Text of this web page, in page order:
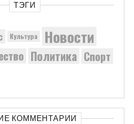
ТЭГИ
Культура Новости
Политика Спорт
КОММЕНТАРИИ